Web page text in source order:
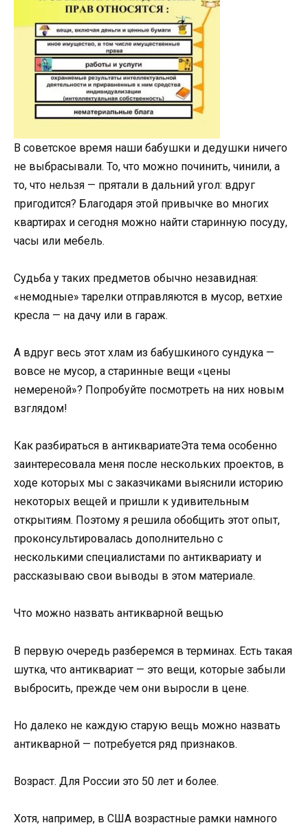
В советское время наши бабушки и дедушки ничего
не выбрасывали. То, что можно починить, чинили, а
то, что нельзя — прятали в дальний угол: вдруг
пригодится? Благодаря этой привычке во многих
квартирах и сегодня можно найти старинную посуду,
часы или мебель.
Судьба у таких предметов обычно незавидная:
«немодные» тарелки отправляются в мусор, ветхие
кресла — на дачу или в гараж.
А вдруг весь этот хлам из бабушкиного сундука —
вовсе не мусор, а старинные вещи «цены
немереной»? Попробуйте посмотреть на них новым
взглядом!
Как разбираться в антиквариатеЭта тема особенно
заинтересовала меня после нескольких проектов, в
ходе которых мы с заказчиками выяснили историю
некоторых вещей и пришли к удивительным
открытиям. Поэтому я решила обобщить этот опыт,
проконсультировалась дополнительно с
несколькими специалистами по антиквариату и
рассказываю свои выводы в этом материале.
Что можно назвать антикварной вещью
В первую очередь разберемся в терминах. Есть такая
шутка, что антиквариат — это вещи, которые забыли
выбросить, прежде чем они выросли в цене.
Но далеко не каждую старую вещь можно назвать
антикварной — потребуется ряд признаков.
Возраст. Для России это 50 лет и более.
Хотя, например, в США возрастные рамки намного